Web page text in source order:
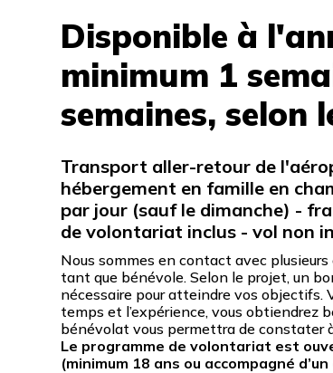
Disponible à
minimum 1
semaines, selon
Transport aller-retour de
hébergement en famille en
par jour (sauf le dimanche) -
de volontariat inclus - vol non
Nous sommes en contact avec
tant que bénévole. Selon le projet, un
nécessaire pour atteindre vos objectifs.
temps et l’expérience, vous obtiendrez
bénévolat vous permettra de constater
Le programme de volontariat est
(minimum 18 ans ou accompagné